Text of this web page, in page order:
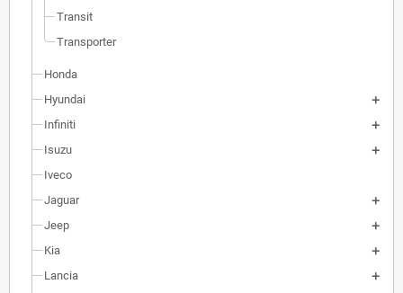
Transit
Transporter
Honda
Hyundai
Infiniti
Isuzu
Iveco
Jaguar
Jeep
Kia
Lancia